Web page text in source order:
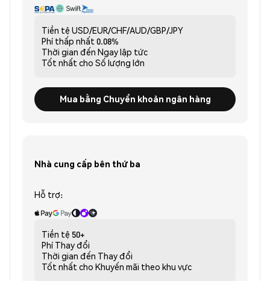
Tiền tệ USD/EUR/CHF/AUD/GBP/JPY
Phí thấp nhất 0.08%
Thời gian đến Ngay lập tức
Tốt nhất cho Số lượng lớn
Mua bằng Chuyển khoản ngân hàng
Nhà cung cấp bên thứ ba
Hỗ trợ:
Tiền tệ 50+
Phí Thay đổi
Thời gian đến Thay đổi
Tốt nhất cho Khuyến mãi theo khu vực